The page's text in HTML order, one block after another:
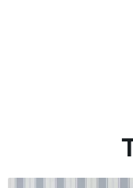
revestimento de
suavemente com